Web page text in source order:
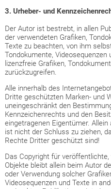
3. Urheber- und
Der Autor ist bestrebt, in allen
der verwendeten Grafiken,
Texte zu beachten, von ihm
Tondokumente,
lizenzfreie Grafiken,
zurückzugreifen.
Alle innerhalb des
Dritte geschützten Marken- und
uneingeschränkt den
Kennzeichenrechts und den
eingetragenen Eigentümer.
ist nicht der Schluss zu ziehen,
Rechte Dritter geschützt sind!
Das Copyright für
Objekte bleibt allein beim Autor
oder Verwendung solcher
Videosequenzen und Texte in